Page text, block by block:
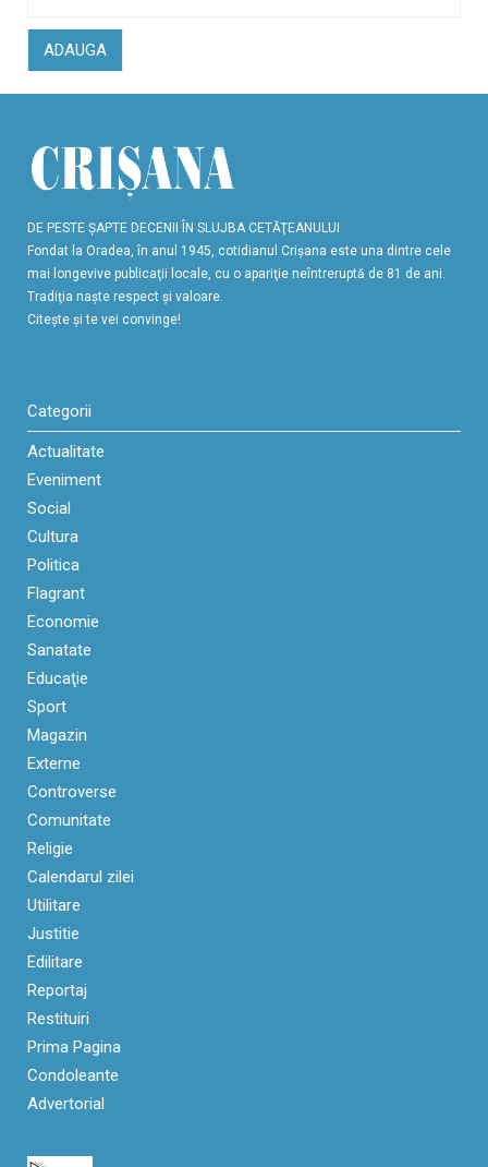
ADAUGA
DE PESTE ŞAPTE DECENII ÎN SLUJBA CETĂŢEANULUI
Fondat la Oradea, în anul 1945, cotidianul Crişana este una dintre cele
mai longevive publicaţii locale, cu o apariţie neîntreruptă de 81 de ani.
Tradiţia naşte respect şi valoare.
Citeşte şi te vei convinge!
Categorii
Actualitate
Eveniment
Social
Cultura
Politica
Flagrant
Economie
Sanatate
Educaţie
Sport
Magazin
Externe
Controverse
Comunitate
Religie
Calendarul zilei
Utilitare
Justitie
Edilitare
Reportaj
Restituiri
Prima Pagina
Condoleante
Advertorial